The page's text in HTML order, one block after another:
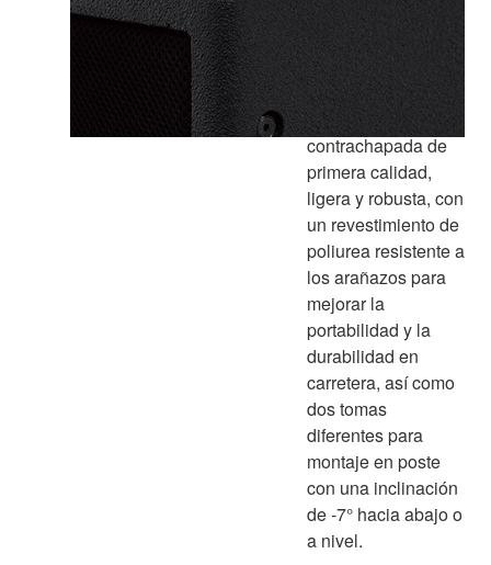
Recinto
especialmente
diseñado está
fabricada en
madera
contrachapada de
primera calidad,
ligera y robusta, con
un revestimiento de
poliurea resistente a
los arañazos para
mejorar la
portabilidad y la
durabilidad en
carretera, así como
dos tomas
diferentes para
montaje en poste
con una inclinación
de -7° hacia abajo o
a nivel.